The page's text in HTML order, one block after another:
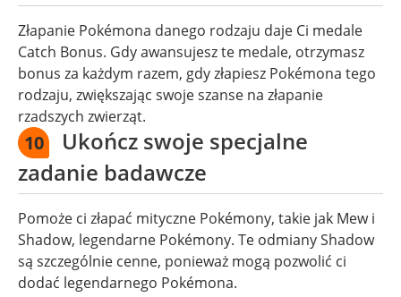
Złapanie Pokémona danego rodzaju daje Ci medale
Catch Bonus. Gdy awansujesz te medale, otrzymasz
bonus za każdym razem, gdy złapiesz Pokémona tego
rodzaju, zwiększając swoje szanse na złapanie
rzadszych zwierząt.
10
Ukończ swoje specjalne
zadanie badawcze
Pomoże ci złapać mityczne Pokémony, takie jak Mew i
Shadow, legendarne Pokémony. Te odmiany Shadow
są szczególnie cenne, ponieważ mogą pozwolić ci
dodać legendarnego Pokémona.